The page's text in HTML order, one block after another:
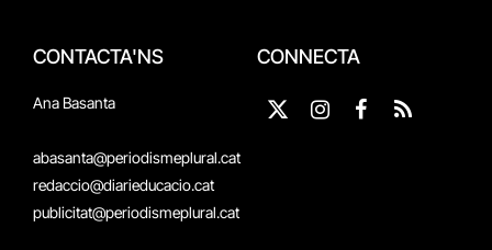
CONTACTA'NS
Ana Basanta
abasanta@periodismeplural.cat
redaccio@diarieducacio.cat
publicitat@periodismeplural.cat
CONNECTA
X
Instagram
Facebook
RSS